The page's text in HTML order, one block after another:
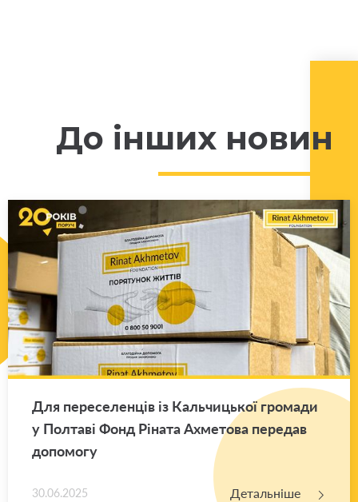
До інших новин
Для пе­ре­се­лен­ців із Каль­чи­цької гро­ма­ди
у Пол­та­ві Фонд Рі­на­та Ахме­то­ва пе­ре­дав
до­по­мо­гу
30.06.2025 Детальніше